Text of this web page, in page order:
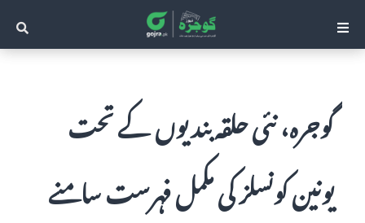
گوجرہ، نئی حلقہ بندیوں کے تحت
یونین کونسلز کی مکمل فہرست سامنے